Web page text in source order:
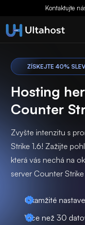
Kontaktujte
ZÍSKEJTE 40%
Hosting
Counter
Zvyšte intenzitu s
Strike 1.6! Zažijte
která vás nechá na
server Counter
Okamžité
Více než 30